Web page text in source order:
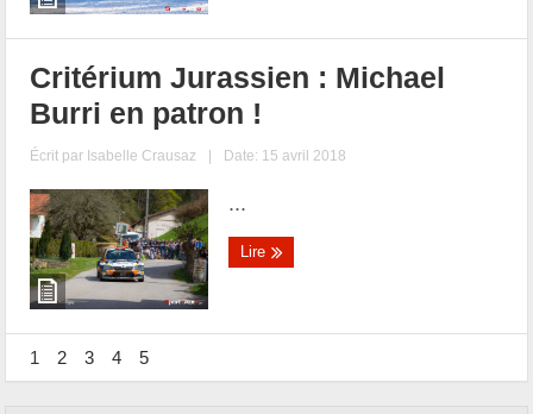
Critérium Jurassien : Michael
Burri en patron !
Écrit par Isabelle Crausaz | Date: 15 avril 2018
...
Lire
1 2 3 4 5